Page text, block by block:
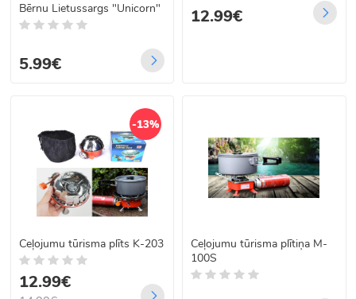
Bērnu Lietussargs "Unicorn"
5.99€
12.99€
-13%
Ceļojumu tūrisma plīts K-203
12.99€
Ceļojumu tūrisma plītiņa M-
100S